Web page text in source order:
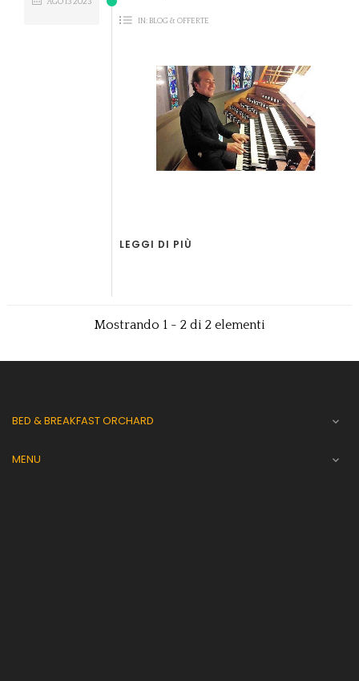
IN: BLOG & OFFERTE
AGO132023
LEGGI DI PIÙ
Mostrando 1 - 2 di 2 elementi
BED & BREAKFAST ORCHARD 
MENU 